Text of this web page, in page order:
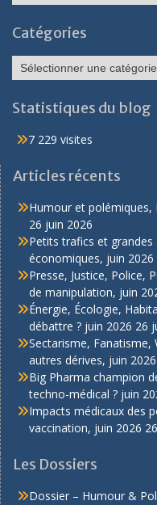
Catégories
Catégories
Statistiques du blog
7 229 visites
Articles récents
Humour et polémiques,
26 juin 2026
Petits trafics et
économiques, juin 2026
Presse, Justice, Police,
de manipulation, juin
Énergie, Écologie,
débattre ? juin 2026 26
Sectarisme, Fanatisme,
autres dérives, juin 2026
Big Pharma champion
techno-médical ? juin
Impacts médicaux des
vaccination, juin 2026
Les Dossiers
Dossier – Humour &